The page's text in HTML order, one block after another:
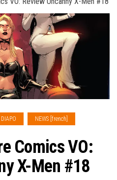
DIAPO NEWS [french]
Comics VO:
X-Men #18